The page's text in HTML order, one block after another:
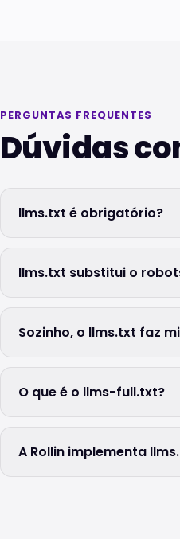
PERGUNTAS FREQUENTES
Dúvidas
llms.txt é obrigatório?
llms.txt substitui o
Sozinho, o llms.txt faz
O que é o llms-full.txt?
A Rollin implementa